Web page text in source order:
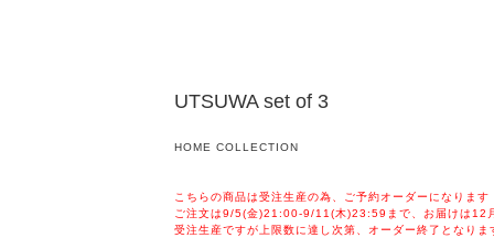
UTSUWA set of 3
HOME COLLECTION
こちらの商品は受注生産の為、ご予約オーダーになります
ご注文は9/5(金)21:00-9/11(木)23:59まで、お届けは12
受注生産ですが上限数に達し次第、オーダー終了となりま